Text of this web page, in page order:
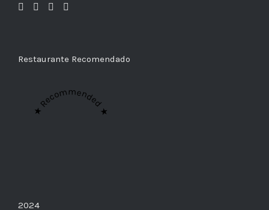
Restaurante Recomendado
★ Recommended ★
2024